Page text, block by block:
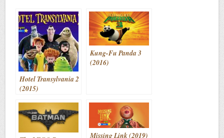
Hotel Transylvania 2
(2015)
Kung-Fu Panda 3
(2016)
Missing Link (2019)